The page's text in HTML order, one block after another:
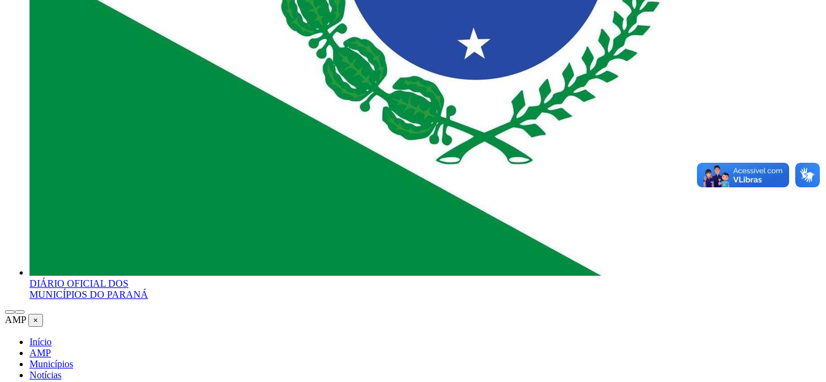
DIÁRIO OFICIAL DOS
MUNICÍPIOS DO PARANÁ
AMP ×
Início
AMP
Municípios
Notícias